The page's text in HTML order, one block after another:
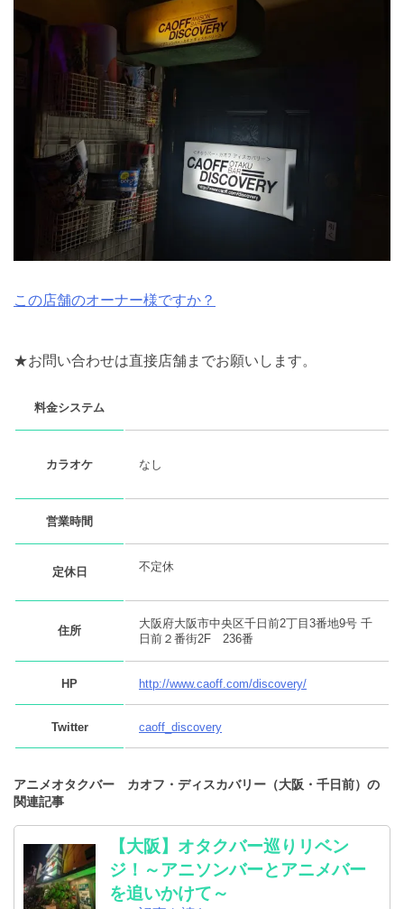
この店舗のオーナー様ですか？
★お問い合わせは直接店舗までお願いします。
料金システム
カラオケ なし
営業時間
定休日 不定休
住所
大阪府大阪市中央区千日前2丁目3番地9号 千
日前２番街2F 236番
HP http://www.caoff.com/discovery/
Twitter caoff_discovery
アニメオタクバー カオフ・ディスカバリー（大阪・千日前）の
関連記事
【大阪】オタクバー巡りリベン
ジ！～アニソンバーとアニメバー
を追いかけて～